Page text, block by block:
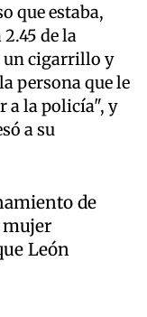
que estaba,
de la
un cigarrillo y
persona que le
a la policía", y
a su
de
mujer
León